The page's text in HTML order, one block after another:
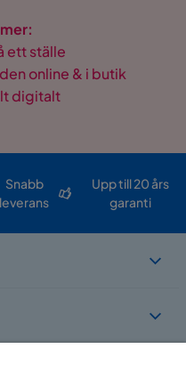
ett ställe
online & i butik
digitalt
Snabb
leverans
Upp till 20 års
garanti